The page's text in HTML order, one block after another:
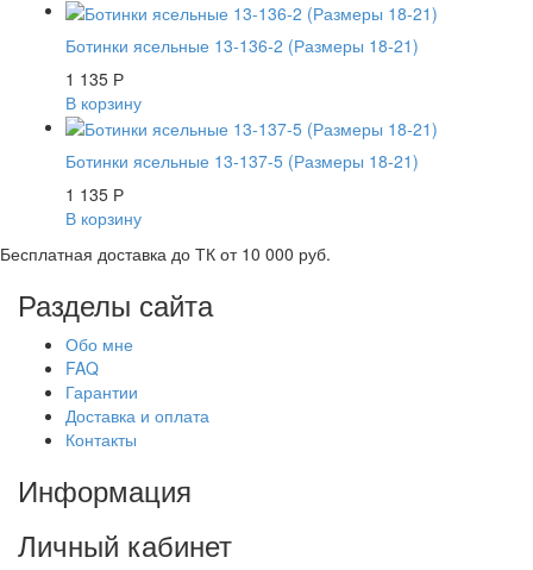
Ботинки ясельные 13-136-2 (Размеры 18-21)
1 135 Р
В корзину
Ботинки ясельные 13-137-5 (Размеры 18-21)
1 135 Р
В корзину
Бесплатная доставка до ТК от 10 000 руб.
Разделы сайта
Обо мне
FAQ
Гарантии
Доставка и оплата
Контакты
Информация
Личный кабинет